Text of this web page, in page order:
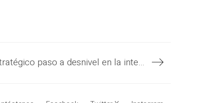
La construcción del estratégico paso a desnivel en la intersección entre la autopista a Comalapa y la carretera del Litoral tiene un 50 % de avance